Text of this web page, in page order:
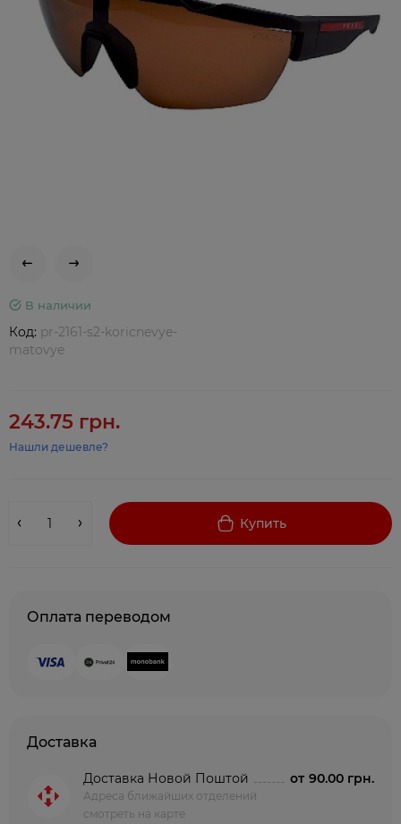
В наличии
Код: pr-2161-s2-koricnevye-
matovye
243.75 грн.
Нашли дешевле?
Купить
Оплата переводом
Доставка
Доставка Новой Поштой
Адреса ближайших отделений
смотреть на карте
от 90.00 грн.